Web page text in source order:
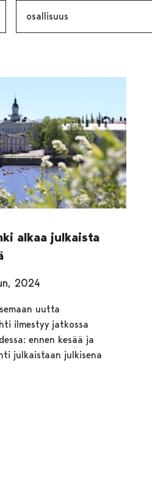
alkaa julkaista
2024
uutta
ilmestyy jatkossa
ennen kesää ja
julkaistaan julkisena